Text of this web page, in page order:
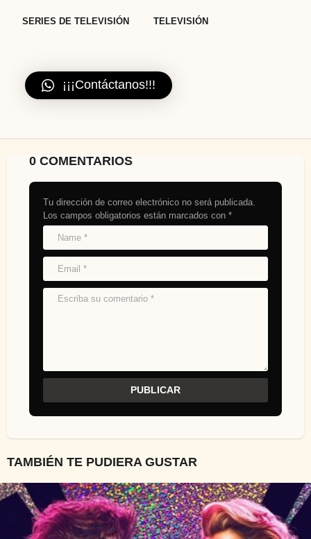
SERIES DE TELEVISIÓN TELEVISIÓN
¡¡¡Contáctanos!!!
0 COMENTARIOS
Tu dirección de correo electrónico no será publicada.
Los campos obligatorios están marcados con *
TAMBIÉN TE PUDIERA GUSTAR